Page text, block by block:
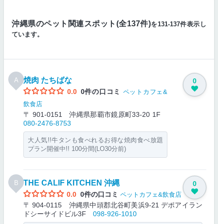
沖縄県のペット関連スポット(全137件)を131-137件表示し
ています。
A 焼肉 たちばな
0.0 0件の口コミ
ペットカフェ&
飲食店
〒 901-0151 沖縄県那覇市鏡原町33-20 1F
080-2476-8753
大人気!!牛タンも食べれるお得な焼肉食べ放題
プラン開催中!! 100分間(LO30分前)
0
B THE CALIF KITCHEN 沖縄
0.0 0件の口コミ ペットカフェ&飲食店
〒 904-0115 沖縄県中頭郡北谷町美浜9-21 デポアイラン
ドシーサイドビル3F 098-926-1010
0